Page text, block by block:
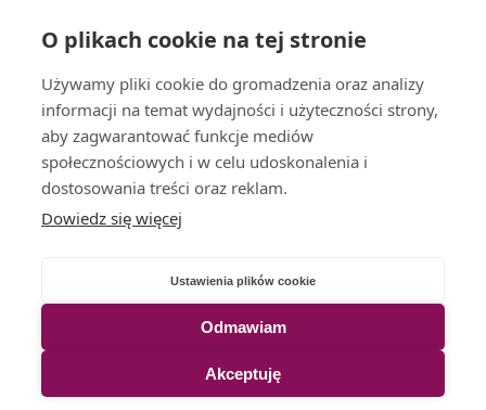
O plikach cookie na tej stronie
Używamy pliki cookie do gromadzenia oraz analizy
informacji na temat wydajności i użyteczności strony,
aby zagwarantować funkcje mediów
społecznościowych i w celu udoskonalenia i
dostosowania treści oraz reklam.
Dowiedz się więcej
Ustawienia plików cookie
Odmawiam
Akceptuję
+48663483923
STRONY
PROGRAM FILARY
STANOWISKA
POLITYKA PRYWATNOŚCI
УКРАЇНСЬКА ВЕРСІЯ 🇺🇦